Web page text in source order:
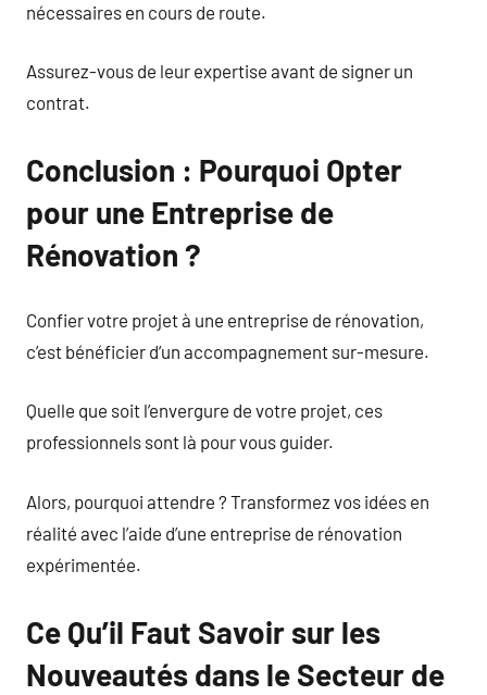
nécessaires en cours de route.
Assurez-vous de leur expertise avant de signer un
contrat.
Conclusion : Pourquoi Opter
pour une Entreprise de
Rénovation ?
Confier votre projet à une entreprise de rénovation,
c’est bénéficier d’un accompagnement sur-mesure.
Quelle que soit l’envergure de votre projet, ces
professionnels sont là pour vous guider.
Alors, pourquoi attendre ? Transformez vos idées en
réalité avec l’aide d’une entreprise de rénovation
expérimentée.
Ce Qu’il Faut Savoir sur les
Nouveautés dans le Secteur de